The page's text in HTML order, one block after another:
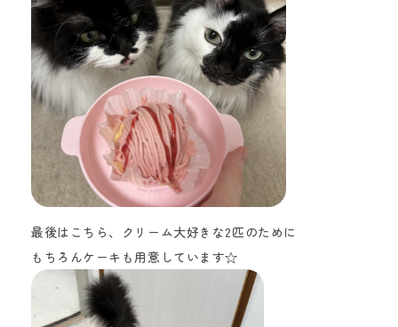
最後はこちら、クリーム大好きな2匹のために
もちろんケーキも用意しています☆